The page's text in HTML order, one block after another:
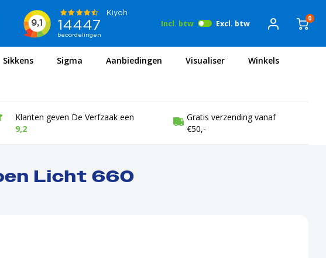
Incl. btw Excl. btw
0
Aanbiedingen Winkels
Sikkens Sigma Visualiser
Klanten geven De Verfzaak een
9,2
Gratis verzending vanaf
€50,-
Licht 660